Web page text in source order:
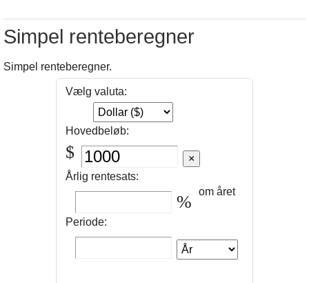
Simpel renteberegner
Simpel renteberegner.
Vælg valuta:
Hovedbeløb:
$
Årlig rentesats:
%
om året
Periode: